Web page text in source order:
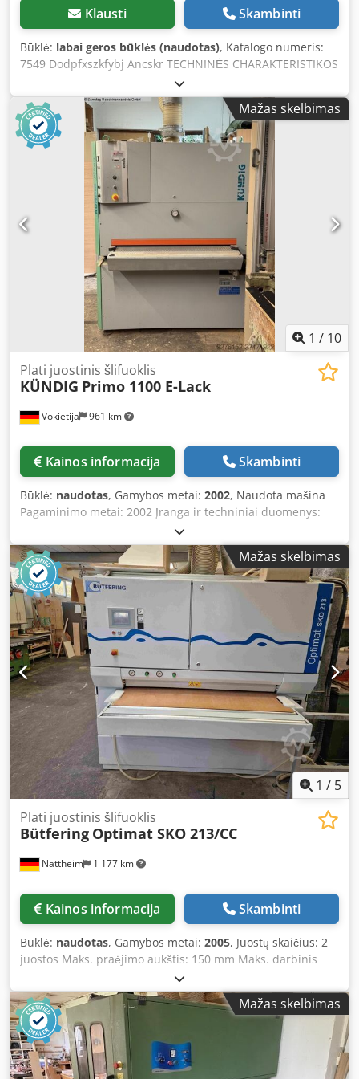
Klausti Skambinti
Būklė: labai geros būklės (naudotas), Katalogo numeris:
7549 Dodpfxszkfybj Ancskr TECHNINĖS CHARAKTERISTIKOS
didžiausias apdorojamo elemento plotis 1100 mm
didžiausias apdorojamo elemento aukštis 170 mm 2
agregatai: 1) guminis raižytas volelis kalibravimui 2)
guminis volelis + įvadas + metalinis volelis – viršuje:
metalinis, slystantis volelis agregatas metalinis, slystantis
volelis agregatas su įvadu metalinis, slystantis
ištraukiamasis volelis – apačioje: traukiantis diržas
pneumatinė diržų osciliacija elektrinis stalviršio pakėlimas
2 posūvio greičio tipai variklis 11 kW su pneumatiniu
stabdžiu darbinis slėgis 6–8 bar ištraukiamojo antgalio
skersmuo 2 x 150 mm bendri matmenys
(ilgis/plotis/aukštis) 1960 x 1700 x 2000 mm svoris apie
2000 kg – pagaminta Vokietijoje – 2 agregatai – neapdaryta
– naudota šlifavimo mašina, labai gera būklė Grynasis
kainos: 31 900 PLN Grynasis kainos: 7 595 EUR,
priklausomai nuo 4,2 EUR kurso (Kainos gali keistis
priklausomai nuo didesnių svyravimų)
Mažas skelbimas
1 / 10
Vokietija 961 km
Plati juostinis šlifuoklis
KÜNDIG Primo 1100 E-Lack
Kainos informacija Skambinti
Būklė: naudotas, Gamybos metai: 2002, Naudota mašina
Pagaminimo metai: 2002 Įranga ir techniniai duomenys:
Dsdpfx Anszq Hiwscekr - 572 veikimo valandos - Platusis
kalibravimo ir tolesnio apdirbimo automatas - Pastovus
stalo aukštis - Kombinuotas agregatas: kontaktinis volelis ir
šlifavimo įdėklas su elektroniniu valdymu - Kontaktinio
volelio aukštis reguliuojamas be laipsnių pagal grūdėtumo
skalę - Segmentinis šlifavimo įdėklas, valdomas
pneumatiškai - Įvedimo stalas su voleliais ir elektriniu
reguliavimu per skaitmeninį ekraną - Darbinis plotis: 1100
mm - Darbinis storis: 3–160 mm - Darbinis aukštis: 900 mm
- Variklis: 11 kW - Juostos apdorojimas su rotoriais -
Padavimo greitis: 3–15 m/min., reguliuojamas be laipsnių
per keitiklį - 2 dulkių nusiurbimo jungtys, Ø = 180 mm -
Funkcijų valdymas naudojant džiajostiką - Šoninės durys
su langu - Matmenys: apytiksliai 1460 x 1550 x 2020 mm -
Svoris: apytiksliai 180 kg Galimas pristatymas: maždaug
2026 m. rugsėjį Sandėlio vieta: Žemutinė Saksonija
Mažas skelbimas
1 / 5
Nattheim 1 177 km
Plati juostinis šlifuoklis
Bütfering Optimat SKO 213/CC
Kainos informacija Skambinti
Būklė: naudotas, Gamybos metai: 2005, Juostų skaičius: 2
juostos Maks. praėjimo aukštis: 150 mm Maks. darbinis
plotis: 1350 mm 1-as agregatas: kombinuotas šlifavimo
agregatas 1-o agregato konstrukcija: plieninis kontaktinis
volas 1-o agregato šlifavimo batelis: elektroniniai 35 mm
segmentai 1-o agregato šlifavimo juostos ilgis: 1900 mm 1-
o agregato šlifavimo juostos plotis: 1370 mm 1-o agregato
šlifavimo juostos greitis: 18 m/sek. 2-as agregatas:
Mažas skelbimas